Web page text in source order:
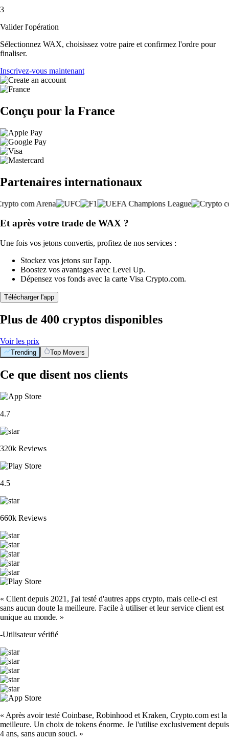
3
Valider l'opération
Sélectionnez WAX, choisissez votre paire et confirmez l'ordre pour
finaliser.
Inscrivez-vous maintenant
Conçu pour la France
Partenaires internationaux
Et après votre trade de WAX ?
Une fois vos jetons convertis, profitez de nos services :
Stockez vos jetons sur l'app.
Boostez vos avantages avec Level Up.
Dépensez vos fonds avec la carte Visa Crypto.com.
Télécharger l'app
Plus de 400 cryptos disponibles
Voir les prix
Trending Top Movers
Ce que disent nos clients
4.7
320k Reviews
4.5
660k Reviews
« Client depuis 2021, j'ai testé d'autres apps crypto, mais celle-ci est
sans aucun doute la meilleure. Facile à utiliser et leur service client est
unique au monde. »
-Utilisateur vérifié
« Après avoir testé Coinbase, Robinhood et Kraken, Crypto.com est la
meilleure. Un choix de tokens énorme. Je l'utilise exclusivement depuis
4 ans, sans aucun souci. »